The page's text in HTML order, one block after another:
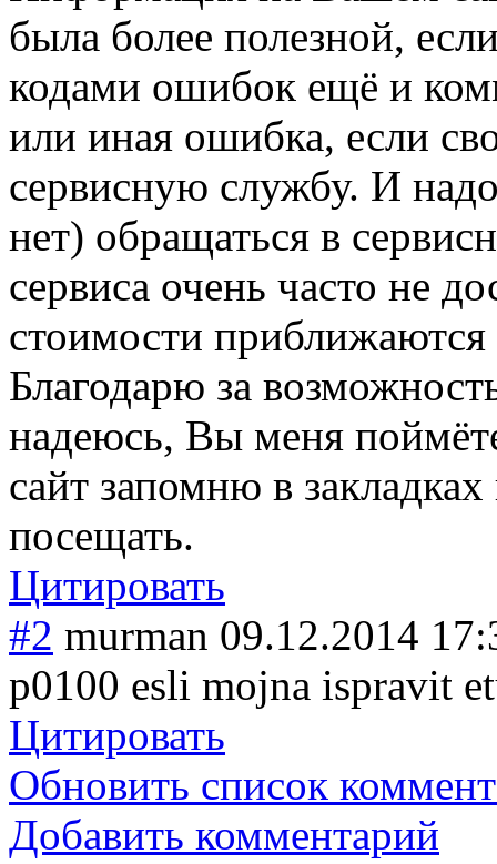
была более полезной,
кодами ошибок ещё и
или иная ошибка, если
сервисную службу. И
нет) обращаться в
сервиса очень часто не
стоимости приближаются
Благодарю за
надеюсь, Вы меня
сайт запомню в
посещать.
Цитировать
#2 murman 09.12.2014
p0100 esli mojna ispravit
Цитировать
Обновить список
Добавить комментарий